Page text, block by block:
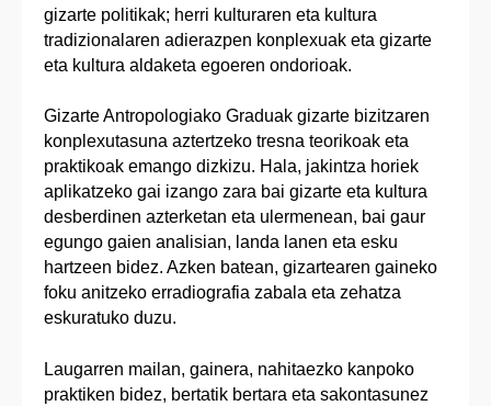
gizarte politikak; herri kulturaren eta kultura
tradizionalaren adierazpen konplexuak eta gizarte
eta kultura aldaketa egoeren ondorioak.
Gizarte Antropologiako Graduak gizarte bizitzaren
konplexutasuna aztertzeko tresna teorikoak eta
praktikoak emango dizkizu. Hala, jakintza horiek
aplikatzeko gai izango zara bai gizarte eta kultura
desberdinen azterketan eta ulermenean, bai gaur
egungo gaien analisian, landa lanen eta esku
hartzeen bidez. Azken batean, gizartearen gaineko
foku anitzeko erradiografia zabala eta zehatza
eskuratuko duzu.
Laugarren mailan, gainera, nahitaezko kanpoko
praktiken bidez, bertatik bertara eta sakontasunez